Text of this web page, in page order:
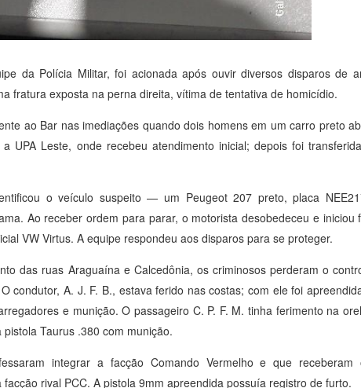
da Polícia Militar, foi acionada após ouvir diversos disparos de
fratura exposta na perna direita, vítima de tentativa de homicídio.
ao Bar nas imediações quando dois homens em um carro preto
UPA Leste, onde recebeu atendimento inicial; depois foi
o veículo suspeito — um Peugeot 207 preto, placa
Ao receber ordem para parar, o motorista desobedeceu e iniciou
VW Virtus. A equipe respondeu aos disparos para se proteger.
das ruas Araguaína e Calcedônia, os criminosos perderam o
condutor, A. J. F. B., estava ferido nas costas; com ele foi
e munição. O passageiro C. P. F. M. tinha ferimento na
pistola Taurus .380 com munição.
integrar a facção Comando Vermelho e que
facção rival PCC. A pistola 9mm apreendida possuía registro de furto.